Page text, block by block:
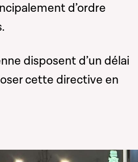
d’ordre
disposent d’un délai
cette directive en